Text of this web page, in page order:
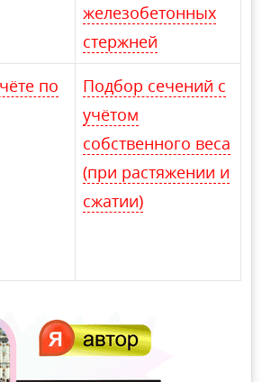
железобетонных
стержней
по
Подбор сечений с
учётом
собственного веса
(при растяжении и
сжатии)